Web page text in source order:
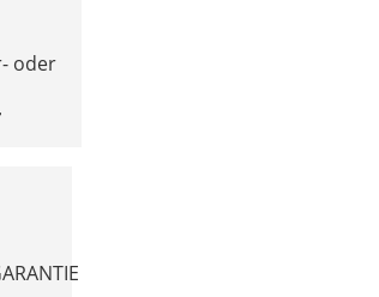
oder